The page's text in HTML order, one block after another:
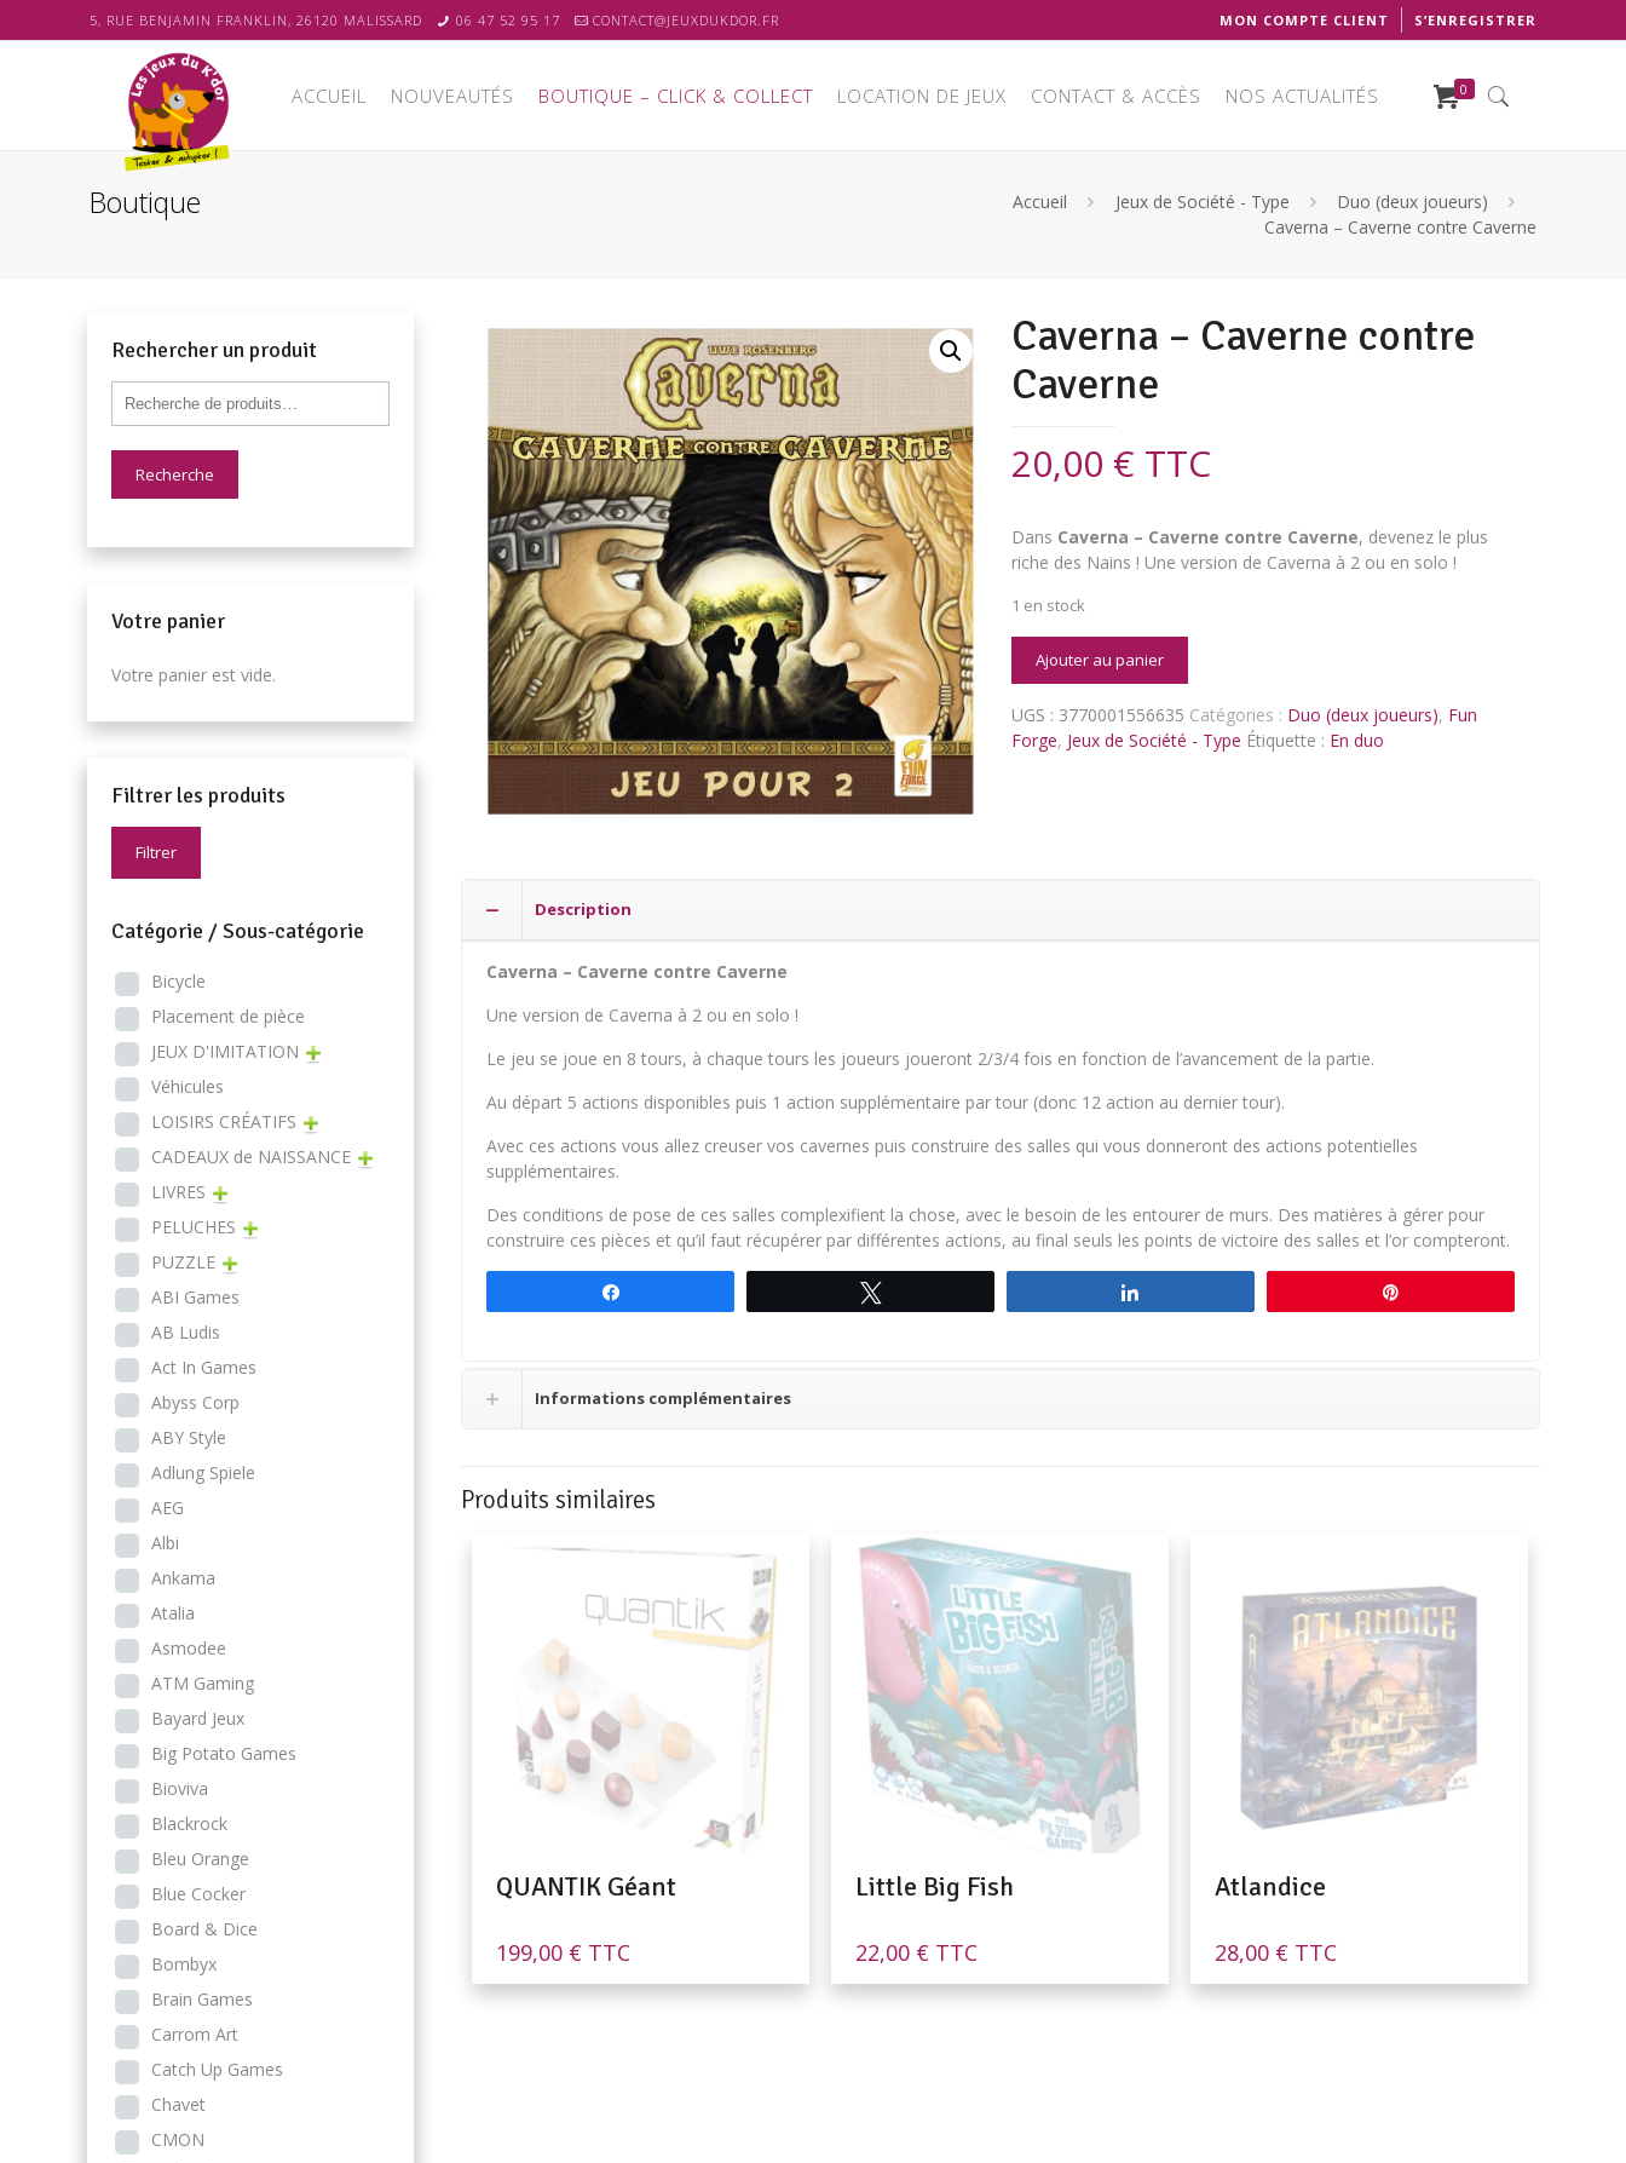
5, RUE BENJAMIN FRANKLIN, 26120 MALISSARD 06 47 52 95 17 CONTACT@JEUXDUKDOR.FR MON COMPTE CLIENT S’ENREGISTRER
ACCUEIL NOUVEAUTÉS BOUTIQUE – CLICK & COLLECT LOCATION DE JEUX CONTACT & ACCÈS NOS ACTUALITÉS 0
Boutique Accueil Jeux de Société - Type
Duo (deux joueurs)
Caverna – Caverne contre Caverne
Caverna – Caverne contre
Caverne
20,00 € TTC
Dans Caverna – Caverne contre Caverne, devenez le plus
riche des Nains ! Une version de Caverna à 2 ou en solo !
1 en stock
-
Caverne
Ajouter au panier
UGS : 3770001556635 Catégories : Duo (deux joueurs), Fun
Forge, Jeux de Société - Type Étiquette : En duo
Description
Caverna – Caverne contre Caverne
Une version de Caverna à 2 ou en solo !
Le jeu se joue en 8 tours, à chaque tours les joueurs joueront 2/3/4 fois en fonction de l’avancement de la partie.
Au départ 5 actions disponibles puis 1 action supplémentaire par tour (donc 12 action au dernier tour).
Avec ces actions vous allez creuser vos cavernes puis construire des salles qui vous donneront des actions potentielles
supplémentaires.
Des conditions de pose de ces salles complexifient la chose, avec le besoin de les entourer de murs. Des matières à gérer pour
construire ces pièces et qu’il faut récupérer par différentes actions, au final seuls les points de victoire des salles et l’or compteront.
Informations complémentaires
Produits similaires
QUANTIK Géant
199,00 € TTC
Little Big Fish
22,00 € TTC
Atlandice
28,00 € TTC
Rechercher un produit
Recherche
Votre panier
Votre panier est vide.
Filtrer les produits
Filtrer
Catégorie / Sous-catégorie
Bicycle
Placement de pièce
JEUX D'IMITATION
Véhicules
LOISIRS CRÉATIFS
CADEAUX de NAISSANCE
LIVRES
PELUCHES
PUZZLE
ABI Games
AB Ludis
Act In Games
Abyss Corp
ABY Style
Adlung Spiele
AEG
Albi
Ankama
Atalia
Asmodee
ATM Gaming
Bayard Jeux
Big Potato Games
Bioviva
Blackrock
Bleu Orange
Blue Cocker
Board & Dice
Bombyx
Brain Games
Carrom Art
Catch Up Games
Chavet
CMON